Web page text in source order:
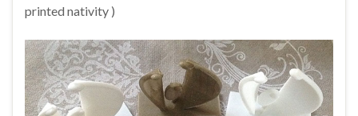
printed nativity )